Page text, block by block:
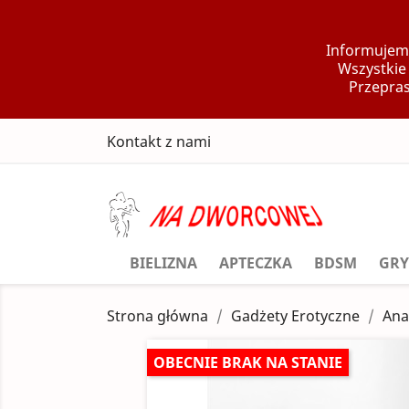
Kontakt z nami
BIELIZNA APTECZKA BDSM GRY
Strona główna Gadżety Erotyczne
OBECNIE BRAK NA STANIE